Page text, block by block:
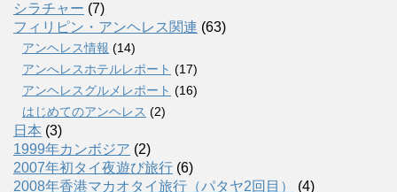
シラチャー (7)
フィリピン・アンヘレス関連 (63)
アンヘレス情報 (14)
アンへレスホテルレポート (17)
アンヘレスグルメレポート (16)
はじめてのアンヘレス (2)
日本 (3)
1999年カンボジア (2)
2007年初タイ夜遊び旅行 (6)
2008年香港マカオタイ旅行（パタヤ2回目）
(4)